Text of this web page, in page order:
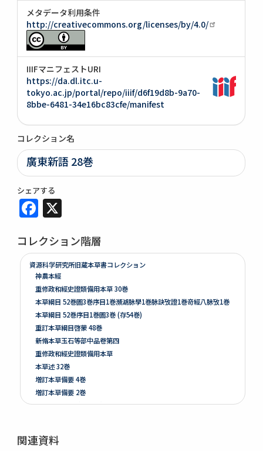
メタデータ利用条件
http://creativecommons.org/licenses/by/4.0/
IIIFマニフェストURI
https://da.dl.itc.u-
tokyo.ac.jp/portal/repo/iiif/d6f19d8b-9a70-
8bbe-6481-34e16bc83cfe/manifest
コレクション名
廣東新語 28巻
シェアする
Facebook
コレクション階層
資源科学研究所旧蔵本草書コレクション
神農本經
重修政和經史證類備用本草 30巻
本草綱目 52巻圖3巻序目1巻瀕湖脉學1巻脉訣攷證1巻竒經八脉攷1巻
本草綱目 52巻序目1巻圖3巻 (存54巻)
重訂本草綱目啓蒙 48巻
新脩本草玉石等部中品卷第四
重修政和經史證類備用本草
本草述 32巻
増訂本草備要 4巻
増訂本草備要 2巻
本草彙言 20巻 (存15巻)
昆蟲草木略 2巻
関連資料